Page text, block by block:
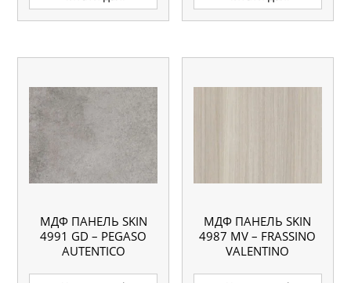
МДФ ПАНЕЛЬ SKIN
4991 GD – PEGASO
AUTENTICO
МДФ ПАНЕЛЬ SKIN
4987 MV – FRASSINO
VALENTINO